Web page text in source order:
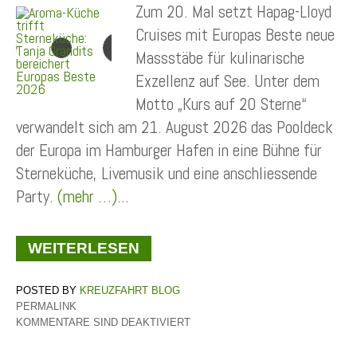
Zum 20. Mal setzt Hapag-Lloyd
Cruises mit Europas Beste neue
Massstäbe für kulinarische
Exzellenz auf See. Unter dem
Motto „Kurs auf 20 Sterne“
verwandelt sich am 21. August 2026 das Pooldeck
der Europa im Hamburger Hafen in eine Bühne für
Sterneküche, Livemusik und eine anschliessende
Party. (mehr …)...
WEITERLESEN
KREUZFAHRT BLOG
PERMALINK
KOMMENTARE SIND DEAKTIVIERT